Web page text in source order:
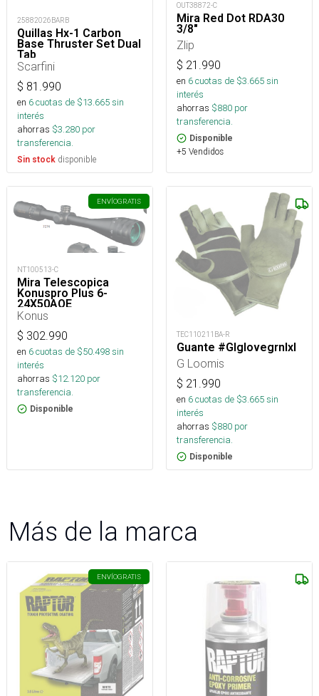
25882026BARB
Quillas Hx-1 Carbon
Base Thruster Set Dual
Tab
Scarfini
$ 81.990
en 6cuotas de $13.665sin
interés
ahorras $3.280 por
transferencia.
Sin stock disponible
OUT38872-C
Mira Red Dot RDA30
3/8"
Zlip
$ 21.990
en 6cuotas de $3.665sin
interés
ahorras $880 por
transferencia.
Disponible
+5 Vendidos
ENVÍOGRATIS
NT100513-C
Mira Telescopica
Konuspro Plus 6-
24X50AOE
Konus
$ 302.990
en 6cuotas de $50.498sin
interés
ahorras $12.120 por
transferencia.
Disponible
TEC110211BA-R
Guante #Glglovegrnlxl
G Loomis
$ 21.990
en 6cuotas de $3.665sin
interés
ahorras $880 por
transferencia.
Disponible
Más de la marca
ENVÍOGRATIS